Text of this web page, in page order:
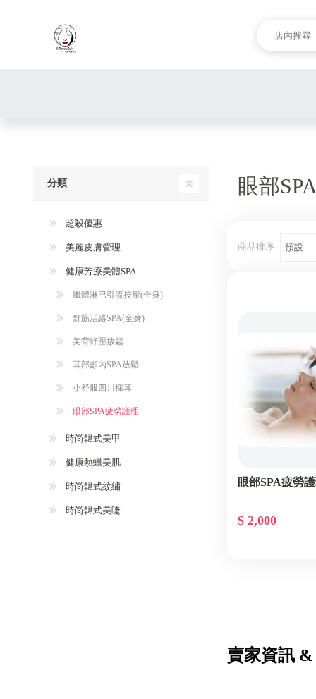
眼部
商品排序
眼部SPA疲勞
$ 2,000
賣家資訊
分類
超殺優惠
美麗皮膚管理
健康芳療美體SPA
纖體淋巴引流按摩(全身)
舒筋活絡SPA(全身)
美背紓壓放鬆
耳部顱內SPA放鬆
小舒服四川採耳
眼部SPA疲勞護理
時尚韓式美甲
健康熱蠟美肌
時尚韓式紋繡
時尚韓式美睫